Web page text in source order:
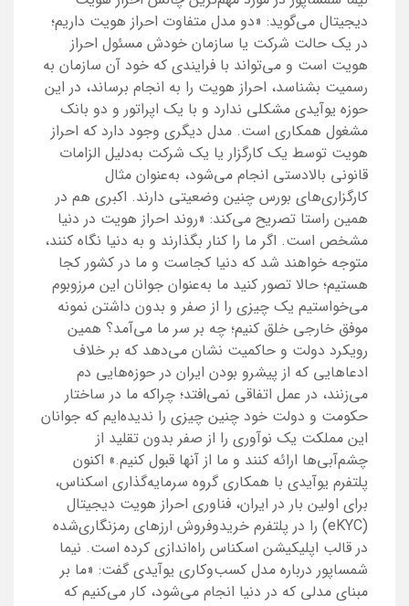
دیجیتال می‌گوید: «دو مدل متفاوت احراز هویت داریم؛
در یک حالت شرکت یا سازمان خودش مسئول احراز
هویت است و می‌تواند با فرایندی که خود آن سازمان به
رسمیت بشناسد، احراز هویت را به انجام برساند، در این
حوزه یوآیدی مشکلی ندارد و با یک اپراتور و دو بانک
مشغول همکاری است. مدل دیگری وجود دارد که احراز
هویت توسط یک کارگزار یا یک شرکت به‌دلیل الزامات
قانونی بالادستی انجام می‌شود، به‌عنوان مثال
کارگزاری‌های بورس چنین وضعیتی دارند. اکبری هم در
همین راستا تصریح می‌کند: «روند احراز هویت در دنیا
مشخص است. اگر ما را کنار بگذارند و به دنیا نگاه کنند،
متوجه خواهند شد که دنیا کجاست و ما در کشور کجا
هستیم؛ حالا تصور کنید ما به‌عنوان جوانان این مرزوبوم
می‌خواستیم یک چیزی را از صفر و بدون داشتن نمونه
موفق خارجی خلق کنیم؛ چه بر سر ما می‌آمد؟ همین
رویکرد دولت و حاکمیت نشان می‌دهد که بر خلاف
ادعاهایی که از پیشرو بودن ایران در حوزه‌هایی دم
می‌زنند، در عمل اتفاقی نمی‌افتد؛ چراکه ما در ساختار
حکومت و دولت خود چنین چیزی را ندیده‌ایم که جوانان
این مملکت یک نوآوری را از صفر بدون تقلید از
چشم‌آبی‌ها ارائه کنند و ما از آنها قبول کنیم.» اکنون
پلتفرم یوآیدی با همکاری گروه سرمایه‌گذاری اسکناس،
برای اولین بار در ایران، فناوری احراز هویت دیجیتال
(eKYC) را در پلتفرم خریدوفروش ارزهای رمزنگاری‌شده
در قالب اپلیکیشن اسکناس راه‌اندازی کرده است. نیما
شمساپور درباره مدل کسب‌وکاری یوآیدی گفت: «ما بر
مبنای مدلی که در دنیا انجام می‌شود، کار می‌کنیم که